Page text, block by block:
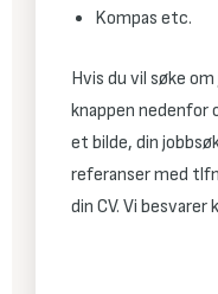
Kompas etc.
Hvis du vil søke
knappen nedenfor
et bilde, din
referanser med
din CV. Vi besvarer